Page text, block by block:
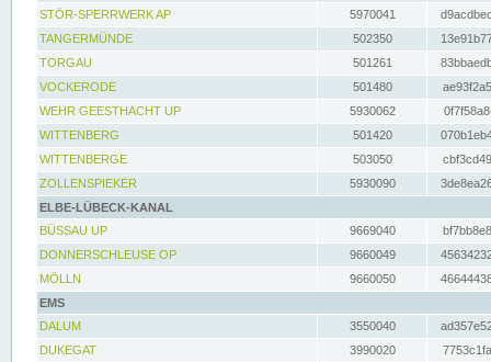
STÖR-SPERRWERK AP 5970041
TANGERMÜNDE
502350
TORGAU
501261
VOCKERODE
501480
WEHR GEESTHACHT UP
5930062
WITTENBERG
501420
WITTENBERGE
503050
ZOLLENSPIEKER
5930090
ELBE-LÜBECK-KANAL
BÜSSAU UP
9669040
DONNERSCHLEUSE OP
9660049
MÖLLN
9660050
EMS
DALUM
3550040
DUKEGAT
3990020